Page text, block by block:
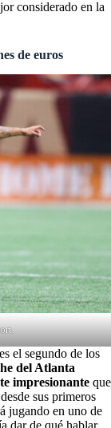
considerado en la
de euros
el segundo de los
del Atlanta
impresionante que
sus primeros
jugando en uno de
dar de qué hablar